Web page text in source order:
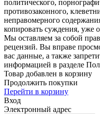
политического,
противозаконного,
неправомерного
копировать суждения, уже
Мы оставляем за собой
рецензий. Вы вправе
вас данные, а также
информацией в разделе
Товар добавлен в корзину
Продолжить покупки
Перейти в корзину
Вход
Электронный адрес